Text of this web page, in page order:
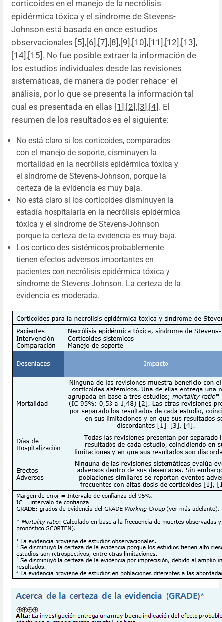
corticoides en el manejo de la necrólisis
epidérmica tóxica y el síndrome de Stevens-
Johnson está basada en once estudios
observacionales [5] ,[6] ,[7] ,[8] ,[9] ,[10] ,[11 ] ,[12] ,[13] ,
[14] ,[15]. No fue posible extraer la información de
los estudios individuales desde las revisiones
sistemáticas, de manera de poder rehacer el
análisis, por lo que se presenta la información tal
cual es presentada en ellas [1 ] ,[2] ,[3] ,[4]. El
resumen de los resultados es el siguiente:
No está claro si los corticoides, comparados
con el manejo de soporte, disminuyen la
mortalidad en la necrólisis epidérmica tóxica y
el síndrome de Stevens-Johnson, porque la
certeza de la evidencia es muy baja.
No está claro si los corticoides disminuyen la
estadía hospitalaria en la necrólisis epidérmica
tóxica y el síndrome de Stevens-Johnson
porque la certeza de la evidencia es muy baja.
Los corticoides sistémicos probablemente
tienen efectos adversos importantes en
pacientes con necrólisis epidérmica tóxica y
síndrome de Stevens-Johnson. La certeza de la
evidencia es moderada.